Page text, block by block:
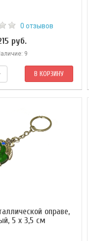
0 отзывов
руб.
9
В КОРЗИНУ
оправе,
5 х 3,5 см